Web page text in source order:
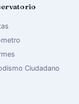
Ciudadano